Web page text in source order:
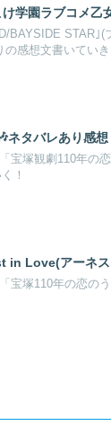
学園ラブコメ乙
BAYSIDE STAR｣(
感想文書いていき
ネタバレあり感想
宝塚観劇110年の
！
in Love(アーネス
宝塚110年の恋の